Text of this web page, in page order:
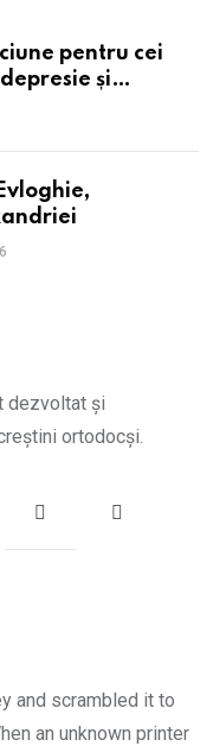
pentru cei
și
dezvoltat și
ortodocși.
and scrambled it to
an unknown printer